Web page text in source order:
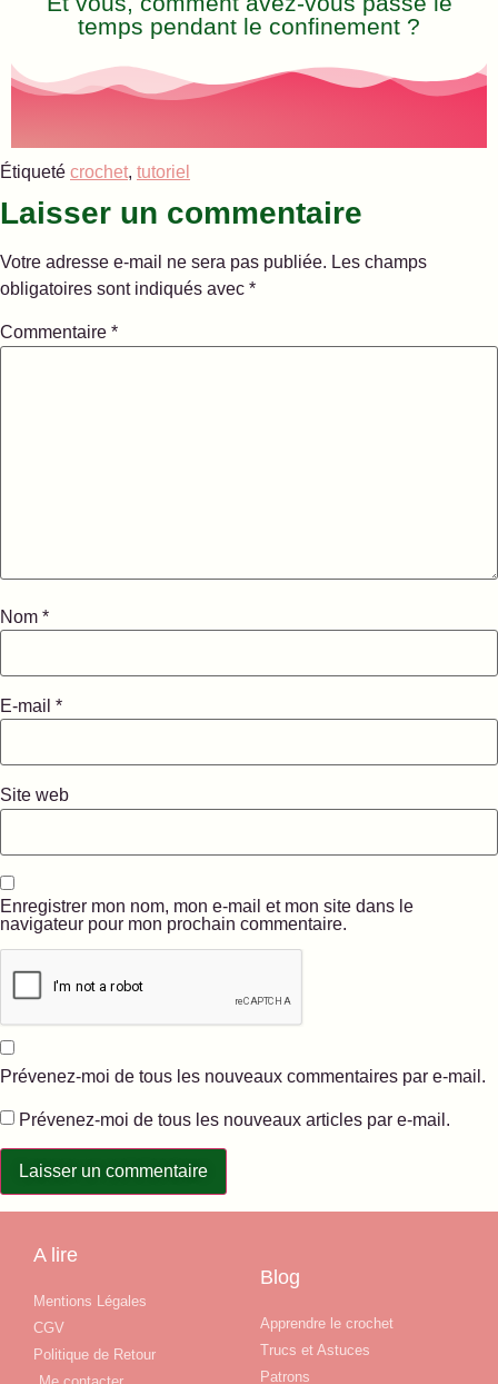
temps pendant le confinement ?
Étiqueté crochet, tutoriel
Laisser un commentaire
Votre adresse e-mail ne sera pas publiée. Les champs
obligatoires sont indiqués avec *
Commentaire *
Nom *
E-mail *
Site web
Enregistrer mon nom, mon e-mail et mon site dans le
navigateur pour mon prochain commentaire.
Prévenez-moi de tous les nouveaux commentaires par e-mail.
Prévenez-moi de tous les nouveaux articles par e-mail.
A lire
Mentions Légales
CGV
Politique de Retour
Blog
Apprendre le crochet
Trucs et Astuces
Patrons